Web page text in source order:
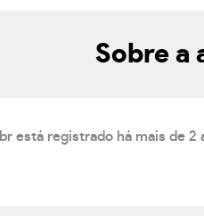
Sobre a
está registrado há mais de 2